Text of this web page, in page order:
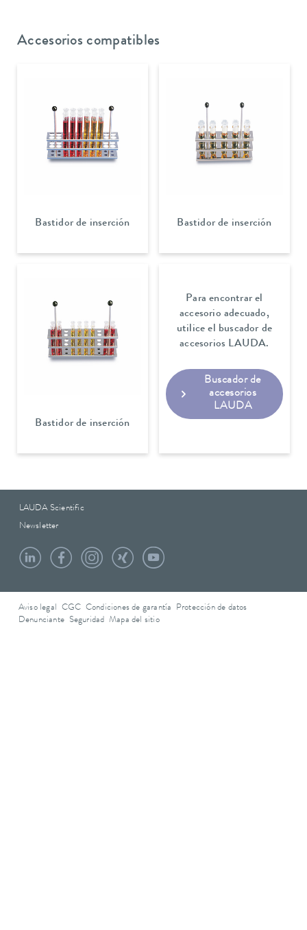
Accesorios compatibles
Bastidor de inserción Bastidor de inserción
Bastidor de inserción
Para encontrar el
accesorio adecuado,
utilice el buscador de
accesorios LAUDA.
Buscador de
accesorios
LAUDA
LAUDA Scientific
Newsletter
Aviso legal CGC Condiciones de garantía
Protección de datos
Denunciante Seguridad Mapa del sitio